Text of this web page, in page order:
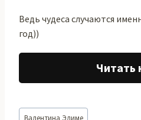
Ведь чудеса случаются
год))
Читать
Метки
Валентина Элиме